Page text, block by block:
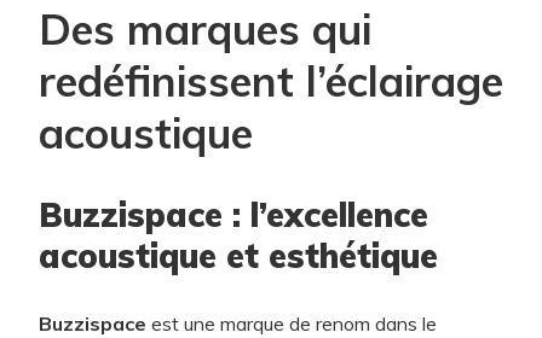
Des marques qui
redéfinissent l’éclairage
acoustique
Buzzispace : l’excellence
acoustique et esthétique
Buzzispace est une marque de renom dans le